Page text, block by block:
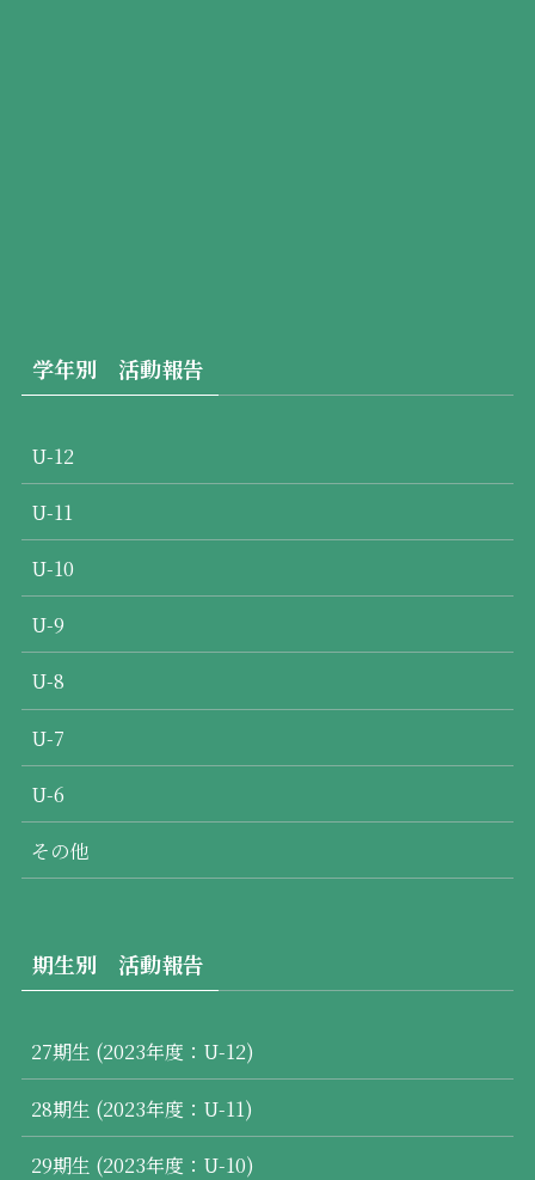
学年別 活動報告
U-12
U-11
U-10
U-9
U-8
U-7
U-6
その他
期生別 活動報告
27期生 (2023年度：U-12)
28期生 (2023年度：U-11)
29期生 (2023年度：U-10)